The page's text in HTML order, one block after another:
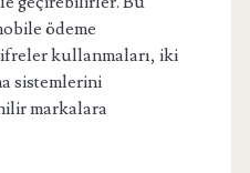
ödeme
kullanmaları, iki
sistemlerini
markalara